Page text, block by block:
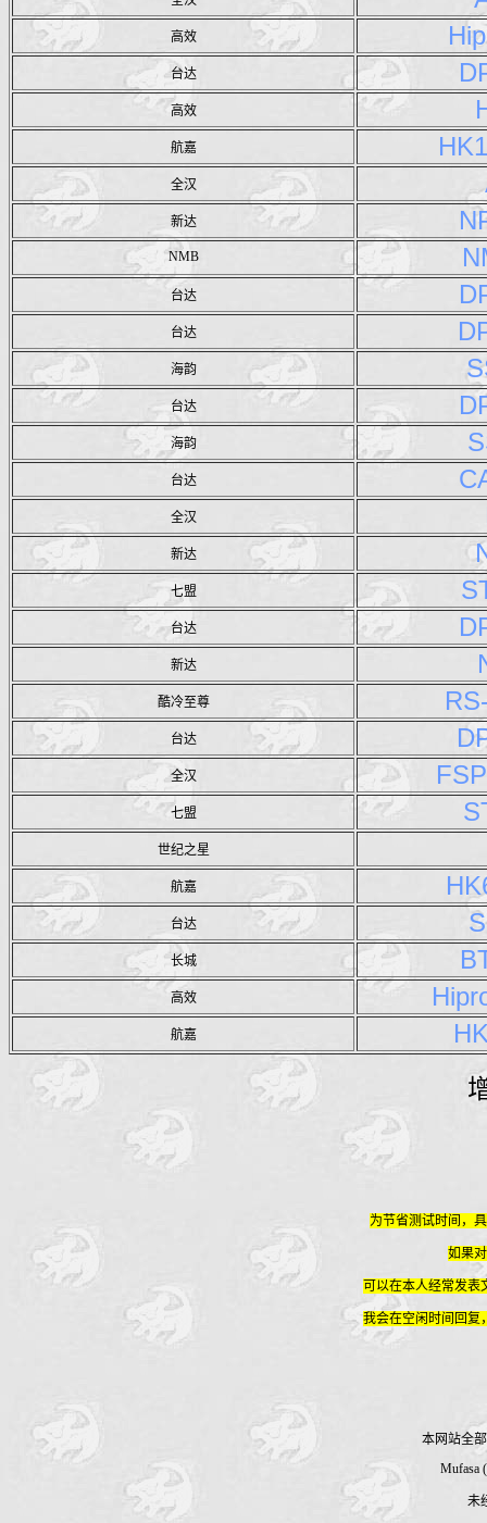
高效
台达
高效
航嘉
全汉
新达
NMB
台达
台达
海韵
台达
海韵
台达
全汉
新达
七盟
台达
新达
酷冷至尊
台达
全汉
七盟
世纪之星
航嘉
台达
长城
高效
航嘉
为节省测试时间，
如果
可以在本人经常发表
我会在空闲时间回
本网站全
Mufasa
未